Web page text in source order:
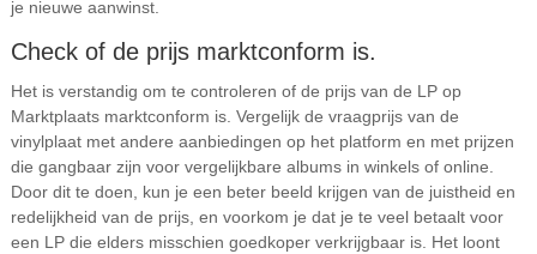
je nieuwe aanwinst.
Check of de prijs marktconform is.
Het is verstandig om te controleren of de prijs van de LP op
Marktplaats marktconform is. Vergelijk de vraagprijs van de
vinylplaat met andere aanbiedingen op het platform en met prijzen
die gangbaar zijn voor vergelijkbare albums in winkels of online.
Door dit te doen, kun je een beter beeld krijgen van de juistheid en
redelijkheid van de prijs, en voorkom je dat je te veel betaalt voor
een LP die elders misschien goedkoper verkrijgbaar is. Het loont